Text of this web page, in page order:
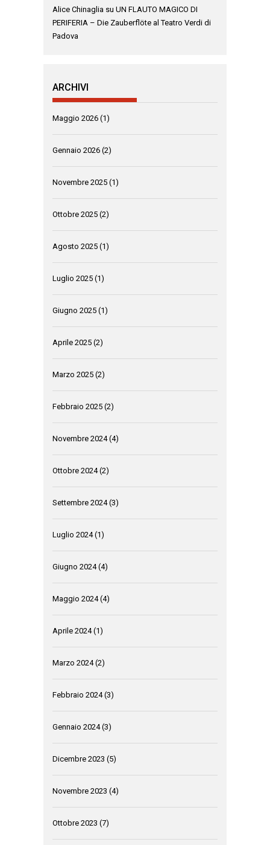
Alice Chinaglia su UN FLAUTO MAGICO DI
PERIFERIA – Die Zauberflöte al Teatro Verdi di
Padova
ARCHIVI
Maggio 2026 (1)
Gennaio 2026 (2)
Novembre 2025 (1)
Ottobre 2025 (2)
Agosto 2025 (1)
Luglio 2025 (1)
Giugno 2025 (1)
Aprile 2025 (2)
Marzo 2025 (2)
Febbraio 2025 (2)
Novembre 2024(4)
Ottobre 2024(2)
Settembre 2024(3)
Luglio 2024(1)
Giugno 2024(4)
Maggio 2024(4)
Aprile 2024(1)
Marzo 2024(2)
Febbraio 2024(3)
Gennaio 2024(3)
Dicembre 2023 (5)
Novembre 2023 (4)
Ottobre 2023 (7)